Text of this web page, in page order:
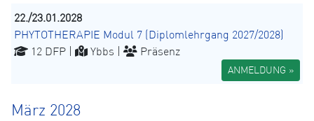
22./23.01.2028
PHYTOTHERAPIE Modul 7 (Diplomlehrgang 2027/2028)
12 DFP |
Ybbs | Präsenz
ANMELDUNG »
März 2028